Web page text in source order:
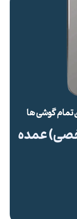
تمام گوشی ها
عمده